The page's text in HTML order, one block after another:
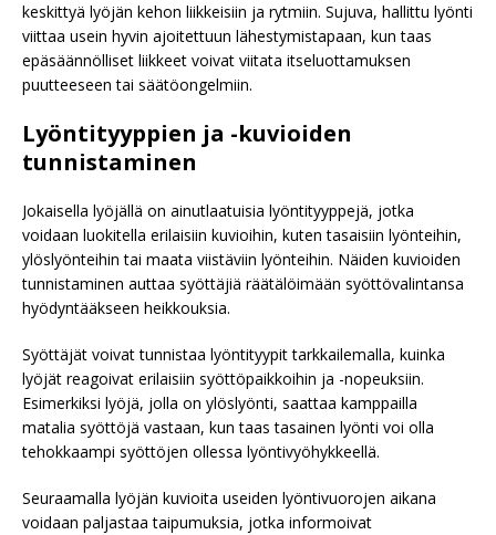
keskittyä lyöjän kehon liikkeisiin ja rytmiin. Sujuva, hallittu lyönti
viittaa usein hyvin ajoitettuun lähestymistapaan, kun taas
epäsäännölliset liikkeet voivat viitata itseluottamuksen
puutteeseen tai säätöongelmiin.
Lyöntityyppien ja -kuvioiden
tunnistaminen
Jokaisella lyöjällä on ainutlaatuisia lyöntityyppejä, jotka
voidaan luokitella erilaisiin kuvioihin, kuten tasaisiin lyönteihin,
ylöslyönteihin tai maata viistäviin lyönteihin. Näiden kuvioiden
tunnistaminen auttaa syöttäjiä räätälöimään syöttövalintansa
hyödyntääkseen heikkouksia.
Syöttäjät voivat tunnistaa lyöntityypit tarkkailemalla, kuinka
lyöjät reagoivat erilaisiin syöttöpaikkoihin ja -nopeuksiin.
Esimerkiksi lyöjä, jolla on ylöslyönti, saattaa kamppailla
matalia syöttöjä vastaan, kun taas tasainen lyönti voi olla
tehokkaampi syöttöjen ollessa lyöntivyöhykkeellä.
Seuraamalla lyöjän kuvioita useiden lyöntivuorojen aikana
voidaan paljastaa taipumuksia, jotka informoivat